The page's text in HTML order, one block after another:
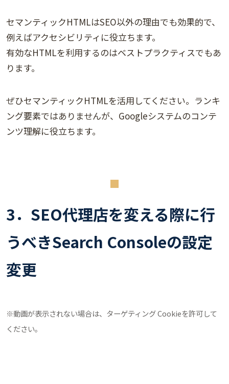
セマンティックHTMLはSEO以外の理由でも効果的で、
例えばアクセシビリティに役立ちます。
有効なHTMLを利用するのはベストプラクティスでもあ
ります。
ぜひセマンティックHTMLを活用してください。ランキ
ング要素ではありませんが、Googleシステムのコンテ
ンツ理解に役立ちます。
3．SEO代理店を変える際に行
うべきSearch Consoleの設定
変更
※動画が表示されない場合は、ターゲティング Cookieを許可して
ください。